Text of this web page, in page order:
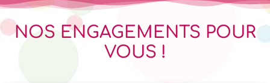
NOS ENGAGEMENTS POUR
VOUS !